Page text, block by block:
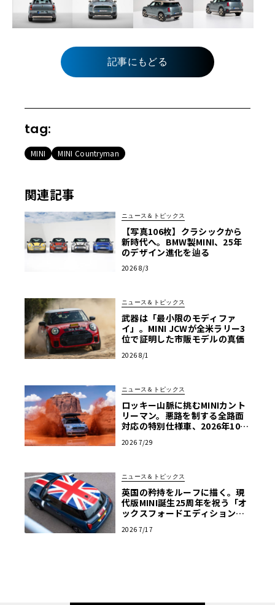
記事にもどる
tag:
MINI MINI Countryman
関連記事
ニュース＆トピックス
【写真106枚】クラシックから
新時代へ。BMW製MINI、25年
のデザイン進化を辿る
2026 8/3
ニュース＆トピックス
武器は「最小限のモディファ
イ」。MINI JCWが全米ラリー3
位で証明した市販モデルの真価
2026 8/1
ニュース＆トピックス
ロッキー山脈に挑むMINIカント
リーマン。悪路を制する全路面
対応の特別仕様車、2026年10月
2026 7/29
ニュース＆トピックス
英国の矜持をルーフに描く。現
代版MINI誕生25周年を祝う「オ
ックスフォードエディション」
2026 7/17